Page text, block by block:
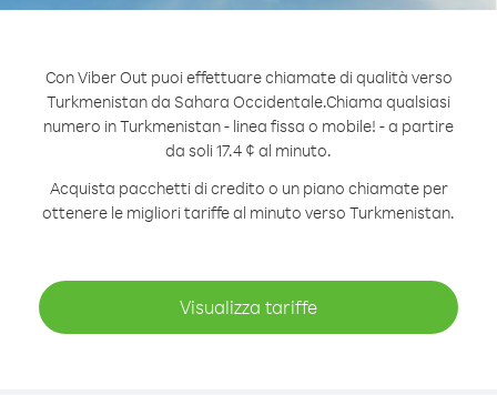
Con Viber Out puoi effettuare chiamate di qualità verso
Turkmenistan da Sahara Occidentale.Chiama qualsiasi
numero in Turkmenistan - linea fissa o mobile! - a partire
da soli 17.4 ¢ al minuto.
Acquista pacchetti di credito o un piano chiamate per
ottenere le migliori tariffe al minuto verso Turkmenistan.
Visualizza tariffe